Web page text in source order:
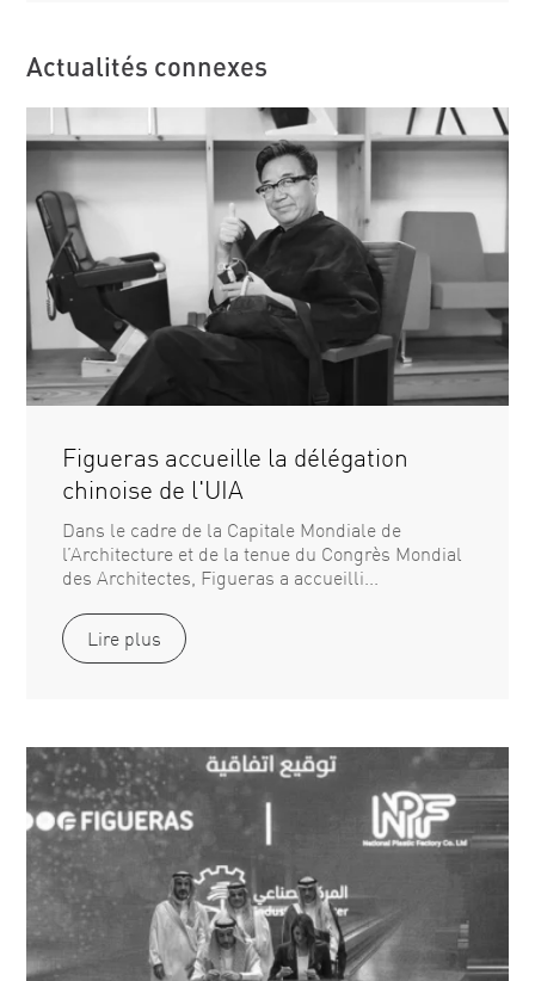
Actualités connexes
Figueras accueille la délégation
chinoise de l'UIA
Dans le cadre de la Capitale Mondiale de
l’Architecture et de la tenue du Congrès Mondial
des Architectes, Figueras a accueilli...
Lire plus